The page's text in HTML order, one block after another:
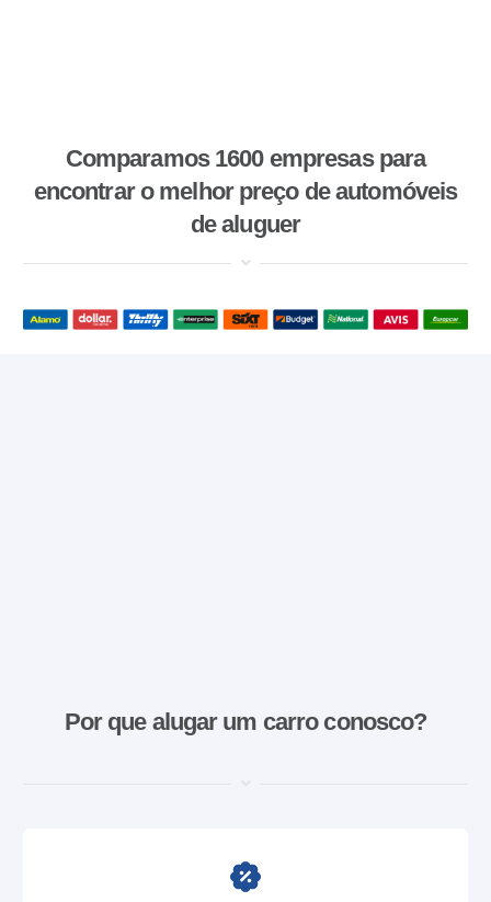
Comparamos 1600 empresas para
encontrar o melhor preço de automóveis
de aluguer
Por que alugar um carro conosco?